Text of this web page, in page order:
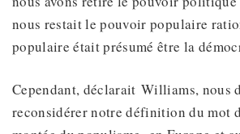
nous restait le pouvoir populaire
populaire était présumé être la
Cependant, déclarait Williams, nous
reconsidérer notre définition du mot